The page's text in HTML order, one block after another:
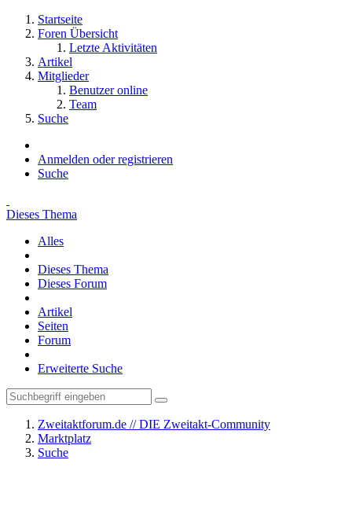
Startseite
Foren Übersicht
Letzte Aktivitäten
Artikel
Mitglieder
Benutzer online
Team
Suche
Anmelden oder registrieren
Suche
Dieses Thema
Alles
Dieses Thema
Dieses Forum
Artikel
Seiten
Forum
Erweiterte Suche
Zweitaktforum.de // DIE Zweitakt-Community
Marktplatz
Suche